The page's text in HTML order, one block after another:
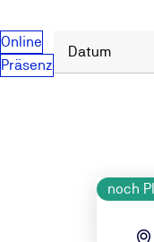
Online
Präsenz
Datum
noch